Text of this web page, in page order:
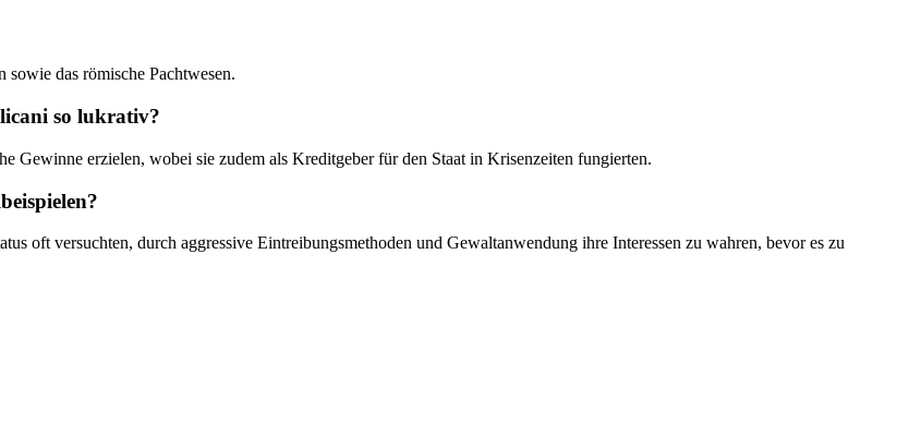
das römische Pachtwesen.
so lukrativ?
Gewinne erzielen, wobei sie zudem als Kreditgeber für den Staat in Krisenzeiten fungierten.
oft versuchten, durch aggressive Eintreibungsmethoden und Gewaltanwendung ihre Interessen zu wahren, bevor es zu